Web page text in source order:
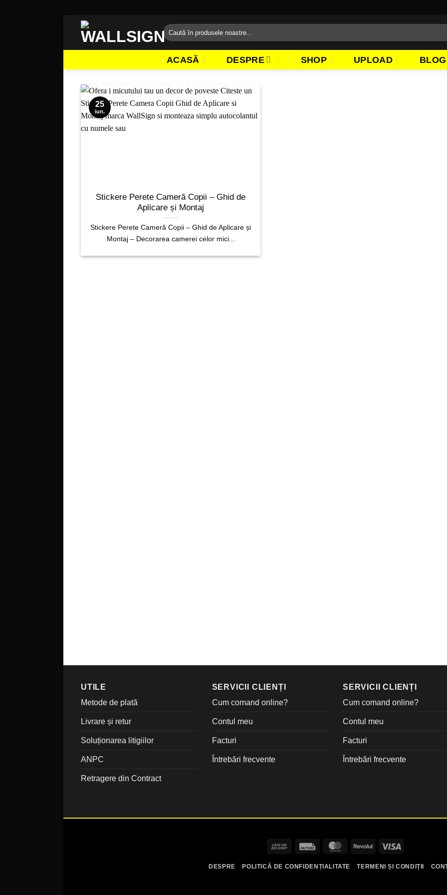
Caută
după:
ACASĂ DESPRE SHOP UPLOAD BLOG
Stickere Perete Cameră Copii – Ghid de
Aplicare și Montaj
Stickere Perete Cameră Copii – Ghid de Aplicare și
Montaj – Decorarea camerei celor mici...
25
iun.
UTILE
Metode de plată
Livrare și retur
Soluționarea litigiilor
ANPC
Retragere din Contract
SERVICII CLIENȚI
Cum comand online?
Contul meu
Facturi
Întrebări frecvente
SERVICII CLIENȚI
Cum comand online?
Contul meu
Facturi
Întrebări frecvente
Cash
Delivery
Facture MasterCardRevolut
DESPRE POLITICĂ DE CONFIDENȚIALITATE TERMENI ȘI CONDIȚII